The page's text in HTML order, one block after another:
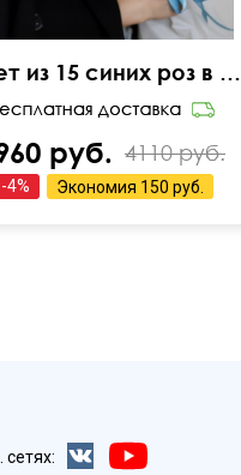
Букет из 15 синих роз в упаковке
руб. 4110 руб.
-4% Экономия 150 руб.